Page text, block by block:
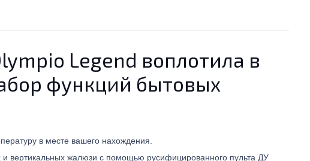
Legend воплотила в
функций бытовых
в месте вашего нахождения.
и вертикальных жалюзи с помощью русифицированного пульта ДУ